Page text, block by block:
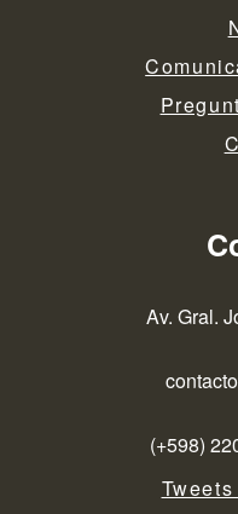
Av. Gral.
(+598)